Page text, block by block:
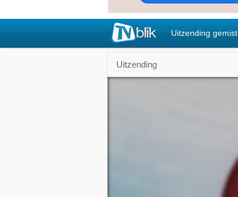
Uitzending gemist
Uitzending